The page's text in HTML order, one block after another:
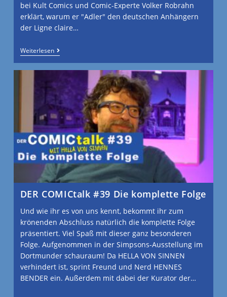
bei Kult Comics und Comic-Experte Volker Robrahn
erklärt, warum er "Adler" den deutschen Anhängern
der Ligne claire…
Weiterlesen
DER COMICtalk #39 Die komplette Folge
Und wie ihr es von uns kennt, bekommt ihr zum
krönenden Abschluss natürlich die komplette Folge
präsentiert. Viel Spaß mit dieser ganz besonderen
Folge. Aufgenommen in der Simpsons-Ausstellung im
Dortmunder schauraum! Da HELLA VON SINNEN
verhindert ist, sprint Freund und Nerd HENNES
BENDER ein. Außerdem mit dabei der Kurator der…